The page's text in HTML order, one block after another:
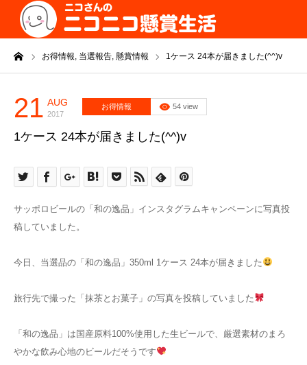
お得情報, 当選報告, 懸賞情報 1ケース 24本が届きました(^^)v
21 AUG
2017
お得情報 54 view
1ケース 24本が届きました(^^)v
サッポロビールの「和の逸品」インスタグラムキャンペーンに写真投
稿していました。
今日、当選品の「和の逸品」350ml 1ケース 24本が届きました
旅行先で撮った「抹茶とお菓子」の写真を投稿していました
「和の逸品」は国産原料100%使用した生ビールで、厳選素材のまろ
やかな飲み心地のビールだそうです